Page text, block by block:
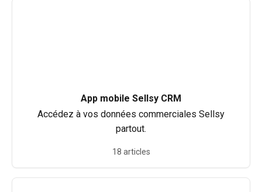
App mobile Sellsy CRM
Accédez à vos données commerciales Sellsy
partout.
18 articles